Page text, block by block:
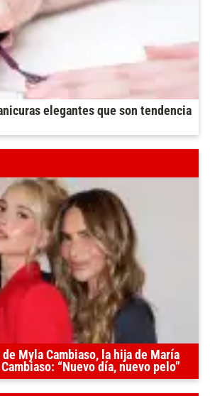
elegantes que son tendencia
Myla Cambiaso, la hija de María
“Nuevo día, nuevo pelo”